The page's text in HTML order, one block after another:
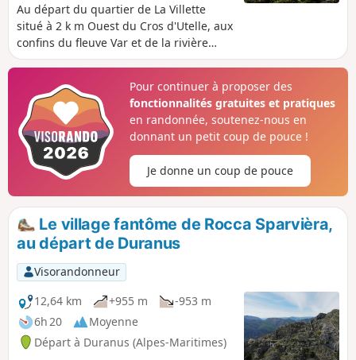
Au départ du quartier de La Villette
situé à 2 k m Ouest du Cros d'Utelle, aux
confins du fleuve Var et de la rivière
Vésubie, cette très agréable randonnée,
reprise d’activité, vous offrira des vues
plongeantes sur ces 2 vallées ainsi que
sur le Mont Arpasse.
Pour continuer à proposer des
fonctionnalités gratuites et pratiques
en randonnée, soutenez-nous en
donnant un petit coup de pouce !
Je donne un coup de pouce
Le village fantôme de Rocca Sparvièra,
au départ de Duranus
Visorandonneur
12,64 km
+955 m
-953 m
6h 20
Moyenne
Départ à Duranus (Alpes-Maritimes)